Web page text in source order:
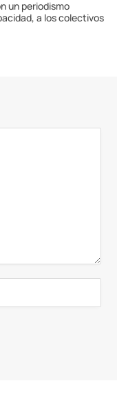
un periodismo
a los colectivos